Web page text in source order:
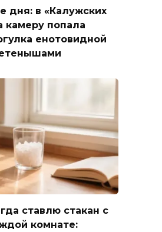
дня: в «Калужских
камеру попала
енотовидной
ставлю стакан с
комнате: